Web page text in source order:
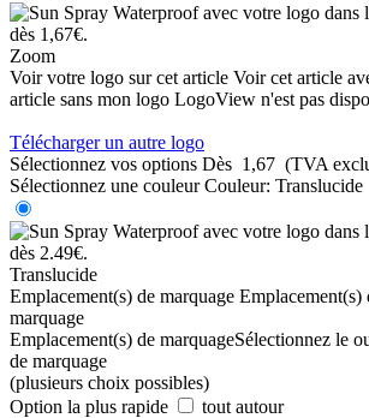
Zoom
Voir votre logo sur cet article Voir cet article
article sans mon logo LogoView n'est pas
Télécharger un autre logo
Sélectionnez vos options Dès 1,67 (TVA
Sélectionnez une couleur Couleur: Translucide
Translucide
Emplacement(s) de marquage Emplacement(s)
marquage
Emplacement(s) de marquageSélectionnez le
de marquage
(plusieurs choix possibles)
Option la plus rapide
tout autour